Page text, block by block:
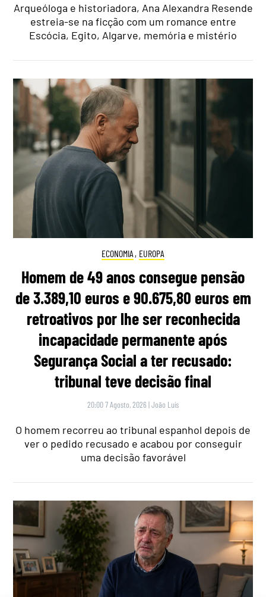
Arqueóloga e historiadora, Ana Alexandra Resende
estreia-se na ficção com um romance entre
Escócia, Egito, Algarve, memória e mistério
ECONOMIA , EUROPA
Homem de 49 anos consegue pensão
de 3.389,10 euros e 90.675,80 euros em
retroativos por lhe ser reconhecida
incapacidade permanente após
Segurança Social a ter recusado:
tribunal teve decisão final
20:00 7 Agosto, 2026 |João Luís
O homem recorreu ao tribunal espanhol depois de
ver o pedido recusado e acabou por conseguir
uma decisão favorável